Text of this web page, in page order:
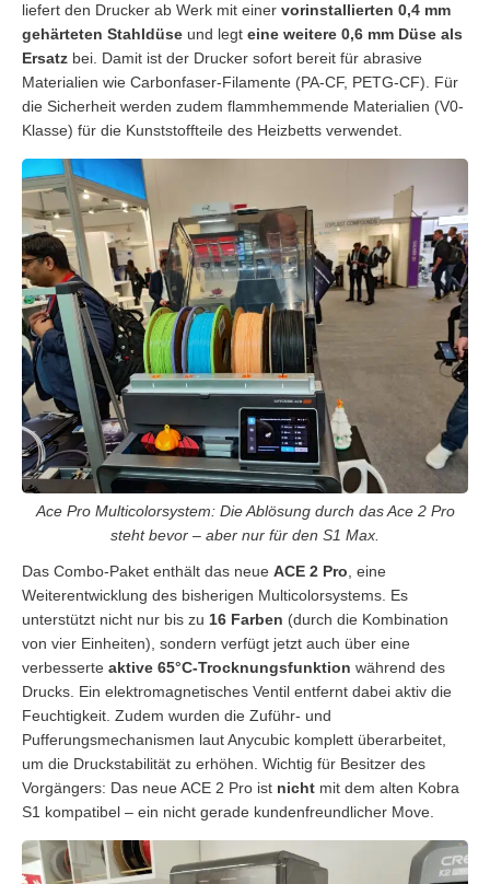
liefert den Drucker ab Werk mit einer vorinstallierten 0,4 mm
gehärteten Stahldüse und legt eine weitere 0,6 mm Düse als
Ersatz bei. Damit ist der Drucker sofort bereit für abrasive
Materialien wie Carbonfaser-Filamente (PA-CF, PETG-CF). Für
die Sicherheit werden zudem flammhemmende Materialien (V0-
Klasse) für die Kunststoffteile des Heizbetts verwendet.
Ace Pro Multicolorsystem: Die Ablösung durch das Ace 2 Pro
steht bevor – aber nur für den S1 Max.
Das Combo-Paket enthält das neue ACE 2 Pro , eine
Weiterentwicklung des bisherigen Multicolorsystems. Es
unterstützt nicht nur bis zu 16 Farben (durch die Kombination
von vier Einheiten), sondern verfügt jetzt auch über eine
verbesserte aktive 65°C-Trocknungsfunktion während des
Drucks. Ein elektromagnetisches Ventil entfernt dabei aktiv die
Feuchtigkeit. Zudem wurden die Zuführ- und
Pufferungsmechanismen laut Anycubic komplett überarbeitet,
um die Druckstabilität zu erhöhen. Wichtig für Besitzer des
Vorgängers: Das neue ACE 2 Pro ist nicht mit dem alten Kobra
S1 kompatibel – ein nicht gerade kundenfreundlicher Move.